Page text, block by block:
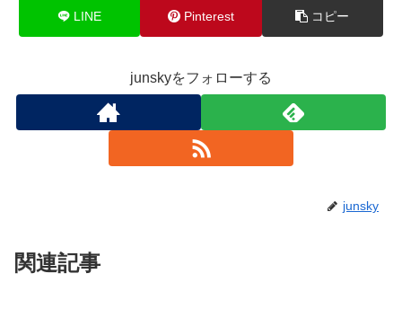
LINE Pinterest コピー
junskyをフォローする
junsky
関連記事